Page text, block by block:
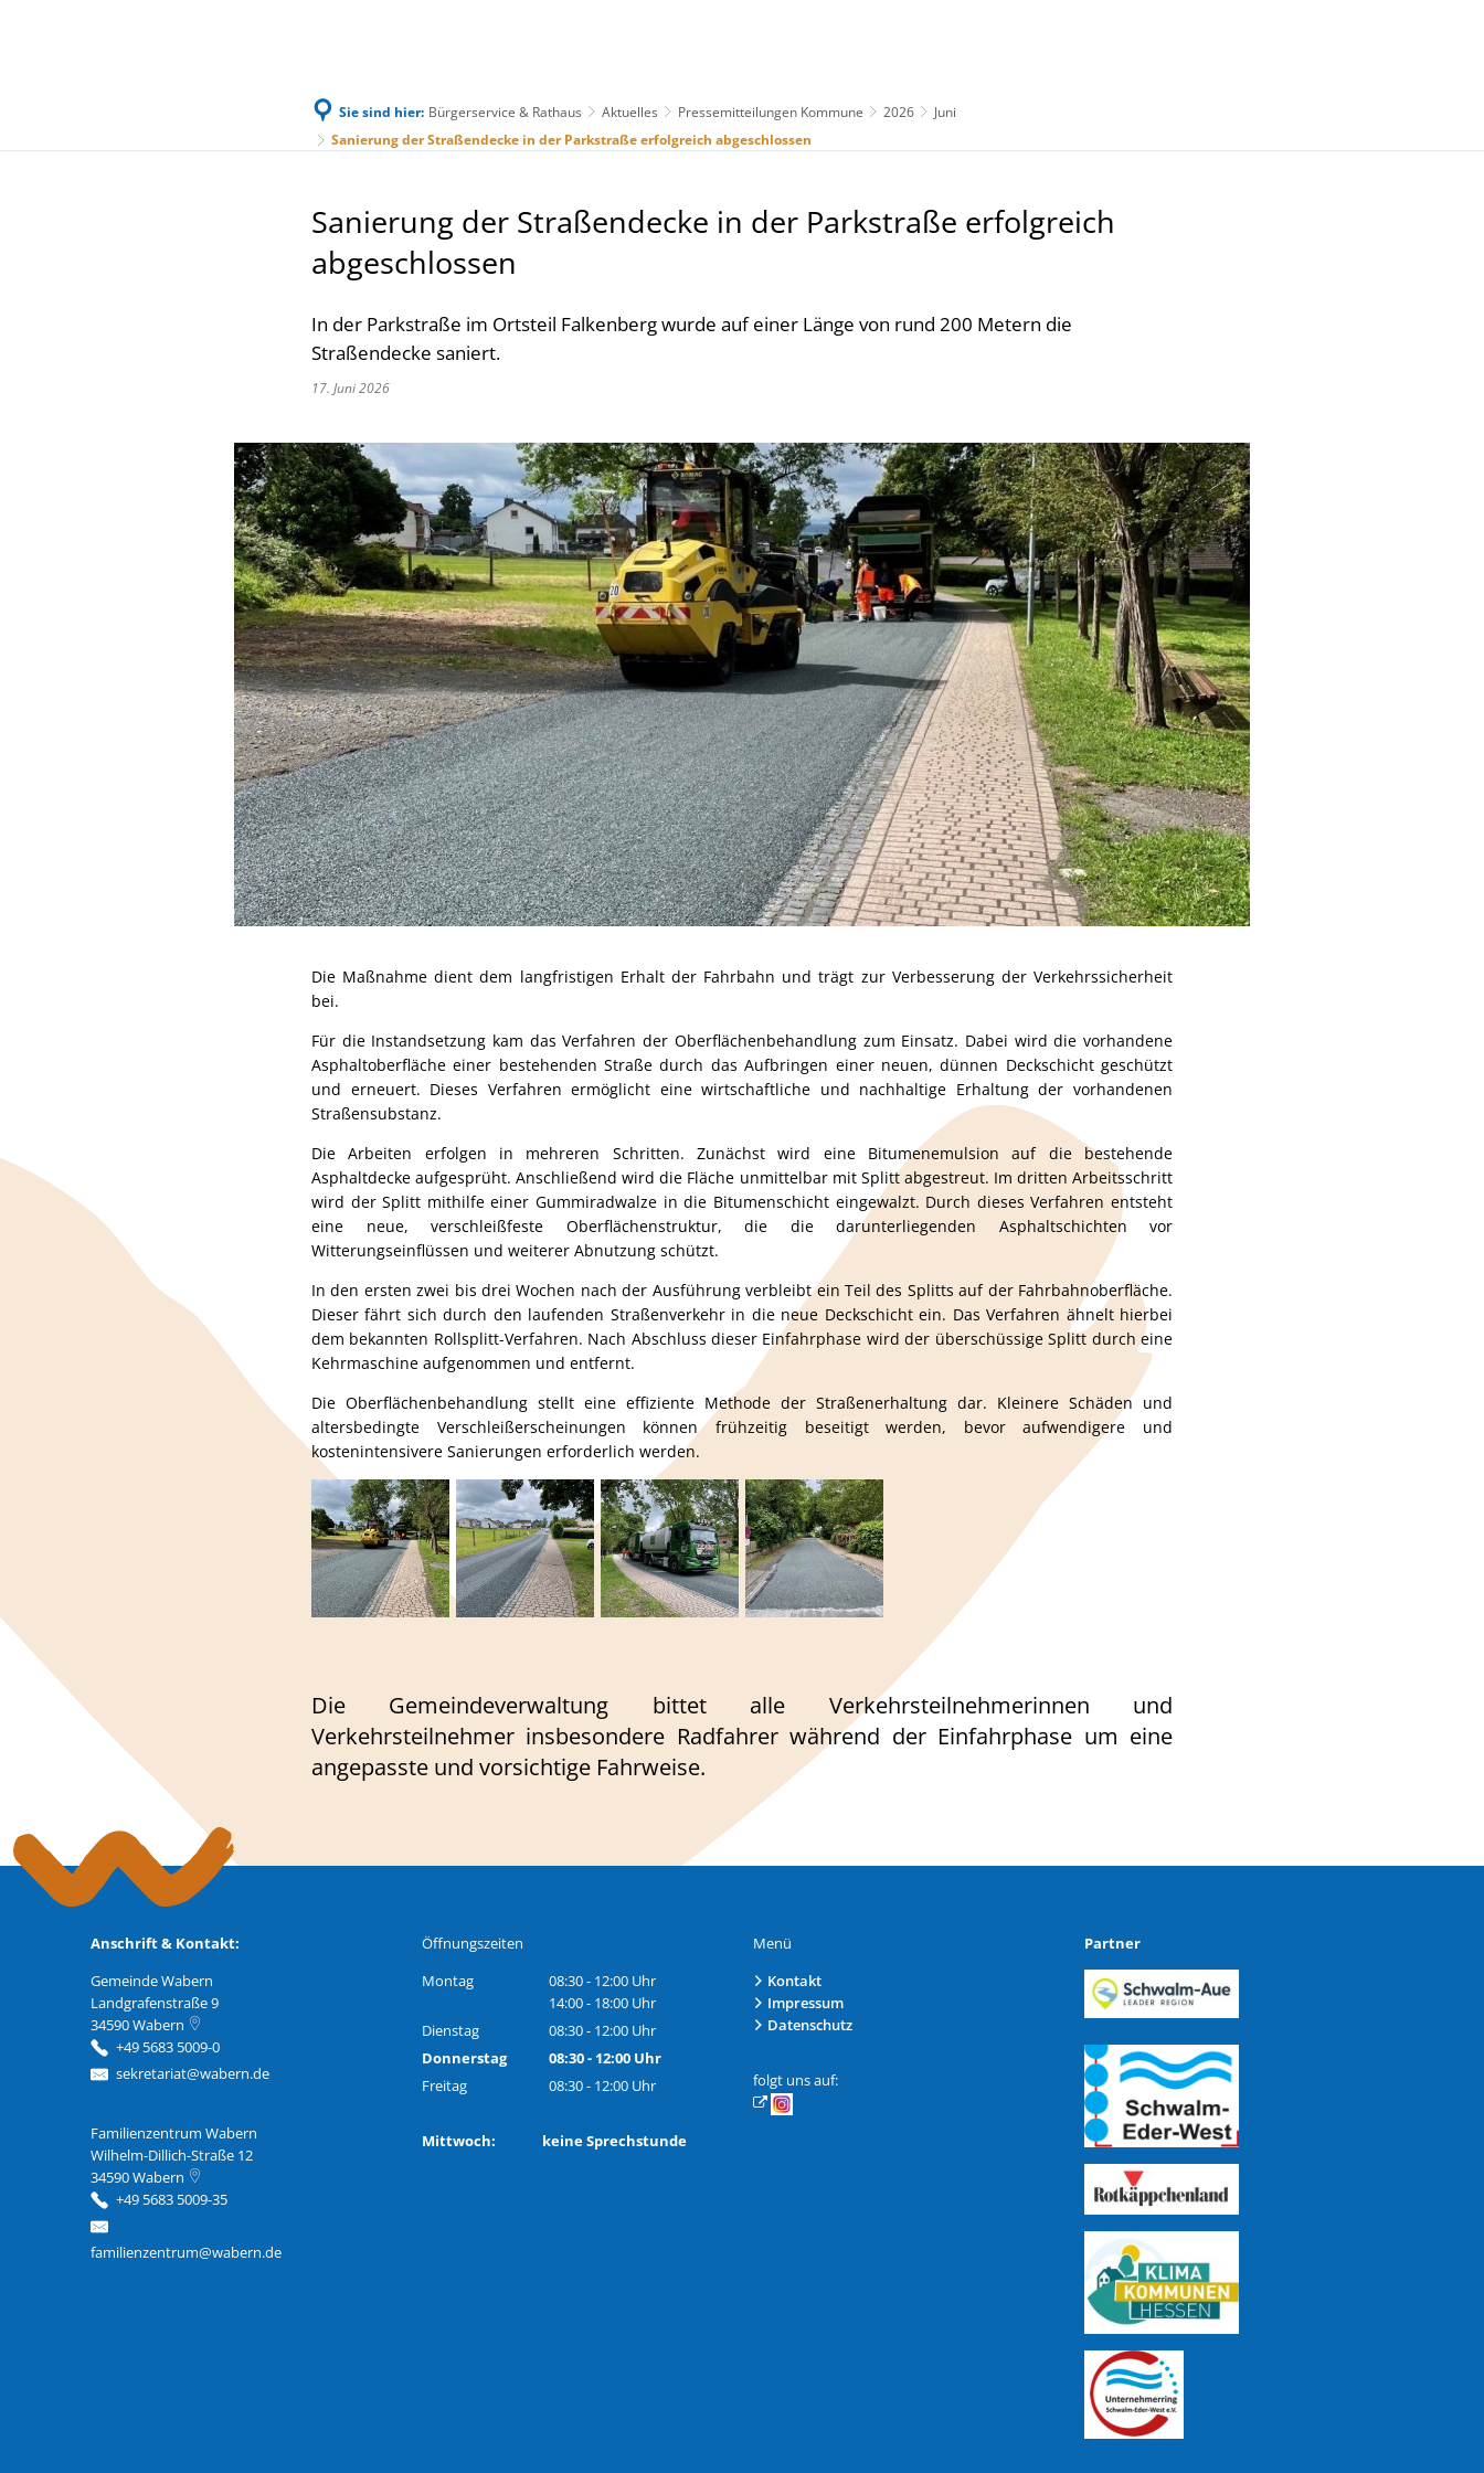
Bürgerservice & Rathaus Freizeit & Tourismus Wirtschaft & Handel
Sie sind hier: Bürgerservice & Rathaus Aktuelles Pressemitteilungen Kommune 2026
Juni
Sanierung der Straßendecke in der Parkstraße erfolgreich abgeschlossen
Sanierung der Straßendecke in der Parkstraße erfolgreich
abgeschlossen
In der Parkstraße im Ortsteil Falkenberg wurde auf einer Länge von rund 200 Metern die
Straßendecke saniert.
17. Juni 2026
Die Maßnahme dient dem langfristigen Erhalt der Fahrbahn und trägt zur Verbesserung der Verkehrssicherheit
bei.
Für die Instandsetzung kam das Verfahren der Oberflächenbehandlung zum Einsatz. Dabei wird die vorhandene
Asphaltoberfläche einer bestehenden Straße durch das Aufbringen einer neuen, dünnen Deckschicht geschützt
und erneuert. Dieses Verfahren ermöglicht eine wirtschaftliche und nachhaltige Erhaltung der vorhandenen
Straßensubstanz.
Die Arbeiten erfolgen in mehreren Schritten. Zunächst wird eine Bitumenemulsion auf die bestehende
Asphaltdecke aufgesprüht. Anschließend wird die Fläche unmittelbar mit Splitt abgestreut. Im dritten Arbeitsschritt
wird der Splitt mithilfe einer Gummiradwalze in die Bitumenschicht eingewalzt. Durch dieses Verfahren entsteht
eine neue, verschleißfeste Oberflächenstruktur, die die darunterliegenden Asphaltschichten vor
Witterungseinflüssen und weiterer Abnutzung schützt.
In den ersten zwei bis drei Wochen nach der Ausführung verbleibt ein Teil des Splitts auf der Fahrbahnoberfläche.
Dieser fährt sich durch den laufenden Straßenverkehr in die neue Deckschicht ein. Das Verfahren ähnelt hierbei
dem bekannten Rollsplitt-Verfahren. Nach Abschluss dieser Einfahrphase wird der überschüssige Splitt durch eine
Kehrmaschine aufgenommen und entfernt.
Die Oberflächenbehandlung stellt eine effiziente Methode der Straßenerhaltung dar. Kleinere Schäden und
altersbedingte Verschleißerscheinungen können frühzeitig beseitigt werden, bevor aufwendigere und
kostenintensivere Sanierungen erforderlich werden.
Die Gemeindeverwaltung bittet alle Verkehrsteilnehmerinnen und
Verkehrsteilnehmer insbesondere Radfahrer während der Einfahrphase um eine
angepasste und vorsichtige Fahrweise.
Anschrift & Kontakt:
Gemeinde Wabern
Landgrafenstraße 9
34590Wabern
+49 5683 5009-0
sekretariat@wabern.de
Familienzentrum Wabern
Familienzentrum Wabern
Wilhelm-Dillich-Straße 12
34590Wabern
+49 5683 5009-35
familienzentrum@wabern.de
Öffnungszeiten
Montag
08:30- 12:00 Uhr
Von 08:30 bis 12:00 Uhr
14:00- 18:00 Uhr
Von 14:00 bis 18:00 Uhr
Dienstag 08:30- 12:00 Uhr
Von 08:30 bis 12:00 Uhr
Donnerstag 08:30- 12:00 Uhr
Von 08:30 bis 12:00 Uhr
Freitag 08:30- 12:00 Uhr
Mittwoch: keine Sprechstunde
Menü
Kontakt
Impressum
Datenschutz
folgt uns auf:
Partner